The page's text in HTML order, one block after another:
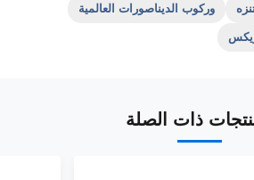
وركوب الديناصورات العالمية
ذات الصلة